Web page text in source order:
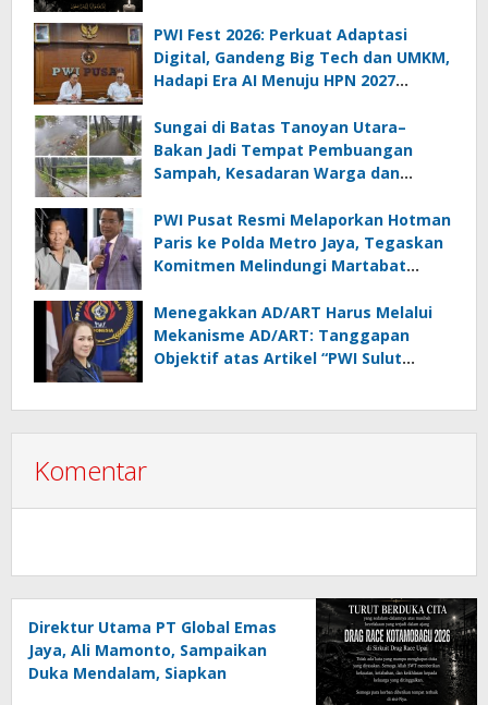
PWI Fest 2026: Perkuat Adaptasi
Digital, Gandeng Big Tech dan UMKM,
Hadapi Era AI Menuju HPN 2027
Sungai di Batas Tanoyan Utara–
Bakan Jadi Tempat Pembuangan
Sampah, Kesadaran Warga dan
PWI Pusat Resmi Melaporkan Hotman
Paris ke Polda Metro Jaya, Tegaskan
Komitmen Melindungi Martabat
Menegakkan AD/ART Harus Melalui
Mekanisme AD/ART: Tanggapan
Objektif atas Artikel “PWI Sulut
Komentar
Direktur Utama PT Global Emas
Jaya, Ali Mamonto, Sampaikan
Duka Mendalam, Siapkan